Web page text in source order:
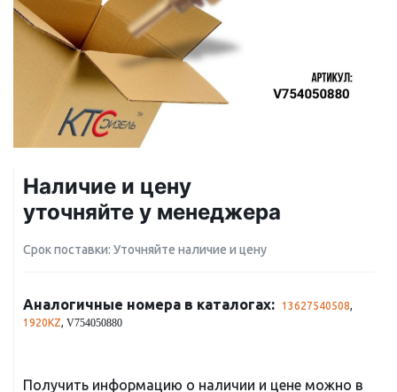
Наличие и цену
уточняйте у менеджера
Срок поставки: Уточняйте наличие и цену
Аналогичные номера в каталогах: 13627540508,
1920KZ, V754050880
Получить информацию о наличии и цене можно в